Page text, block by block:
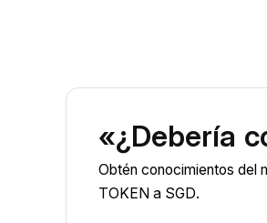
«¿Debería
Obtén conocimientos del
TOKEN a SGD.